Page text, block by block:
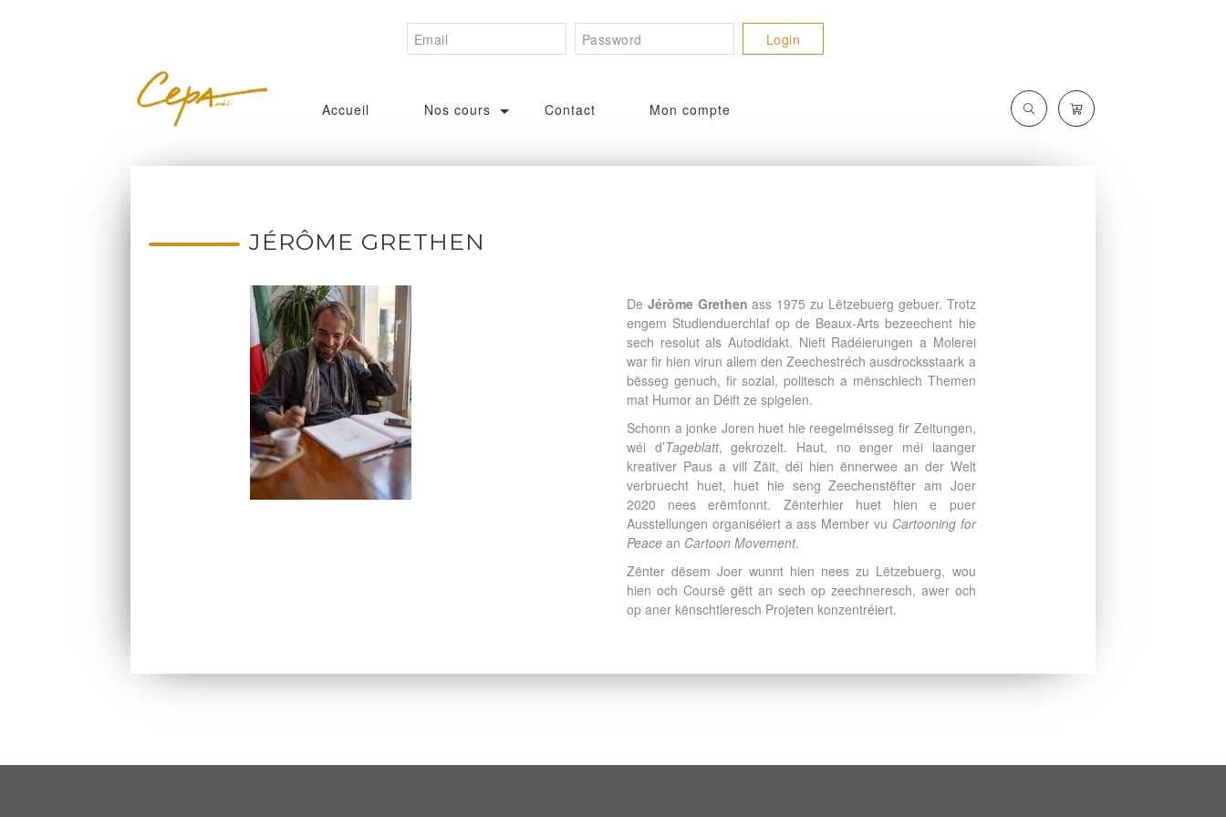
Accueil Nos cours Contact Mon compte
JÉRÔME GRETHEN
De Jérôme Grethen ass 1975 zu Lëtzebuerg gebuer. Trotz
engem Studienduerchlaf op de Beaux-Arts bezeechent hie
sech resolut als Autodidakt. Nieft Radéierungen a Molerei
war fir hien virun allem den Zeechestréch ausdrocksstaark a
bësseg genuch, fir sozial, politesch a mënschlech Themen
mat Humor an Déift ze spigelen.
Schonn a jonke Joren huet hie reegelméisseg fir Zeitungen,
wéi d’Tageblatt, gekrozelt. Haut, no enger méi laanger
kreativer Paus a vill Zäit, déi hien ënnerwee an der Welt
verbruecht huet, huet hie seng Zeechenstëfter am Joer
2020 nees erëmfonnt. Zënterhier huet hien e puer
Ausstellungen organiséiert a ass Member vu Cartooning for
Peacean Cartoon Movement.
Zënter dësem Joer wunnt hien nees zu Lëtzebuerg, wou
hien och Coursë gëtt an sech op zeechneresch, awer och
op aner kënschtleresch Projeten konzentréiert.